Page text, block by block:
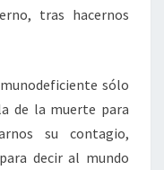
tras hacernos
sólo
de la muerte para
su contagio,
decir al mundo